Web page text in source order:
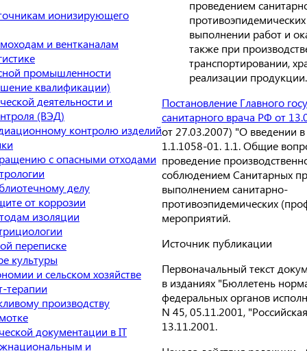
ионизирующего
и вентканалам
промышленности
квалификации)
деятельности и
(ВЭД)
контролю изделий
с опасными отходами
делу
от коррозии
изоляции
переписке
культуры
и сельском хозяйстве
терапии
производству
документации в IT
и
проведением
выполнении работ и
также при
транспортировании,
реализации продукции.
Постановление Главного
санитарного врача РФ от
от 27.03.2007) "О введении
1.1.1058-01. 1.1. Общие
проведение
соблюдением Санитарных
выполнением санитарно-
противоэпидемических
мероприятий.
Источник публикации
Первоначальный текст
в изданиях "Бюллетень
федеральных органов
N 45, 05.11.2001,
13.11.2001.